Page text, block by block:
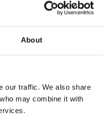
About
our traffic. We also share
may combine it with